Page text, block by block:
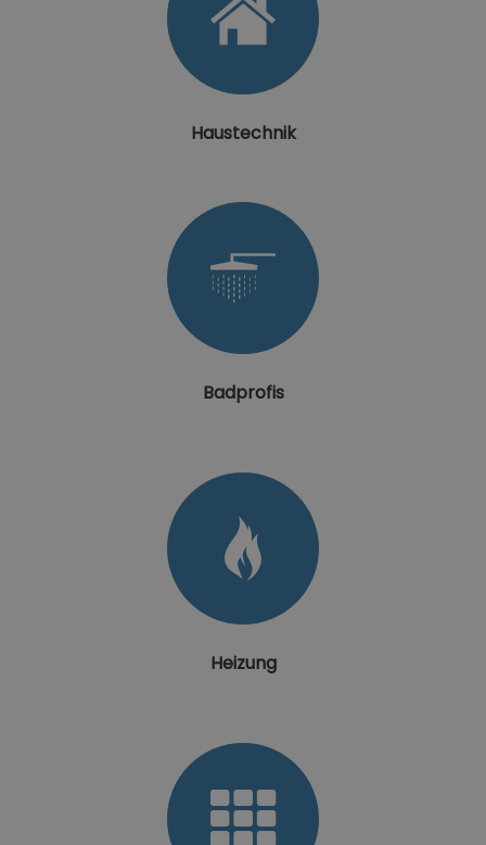
Haustechnik
Badprofis
Heizung